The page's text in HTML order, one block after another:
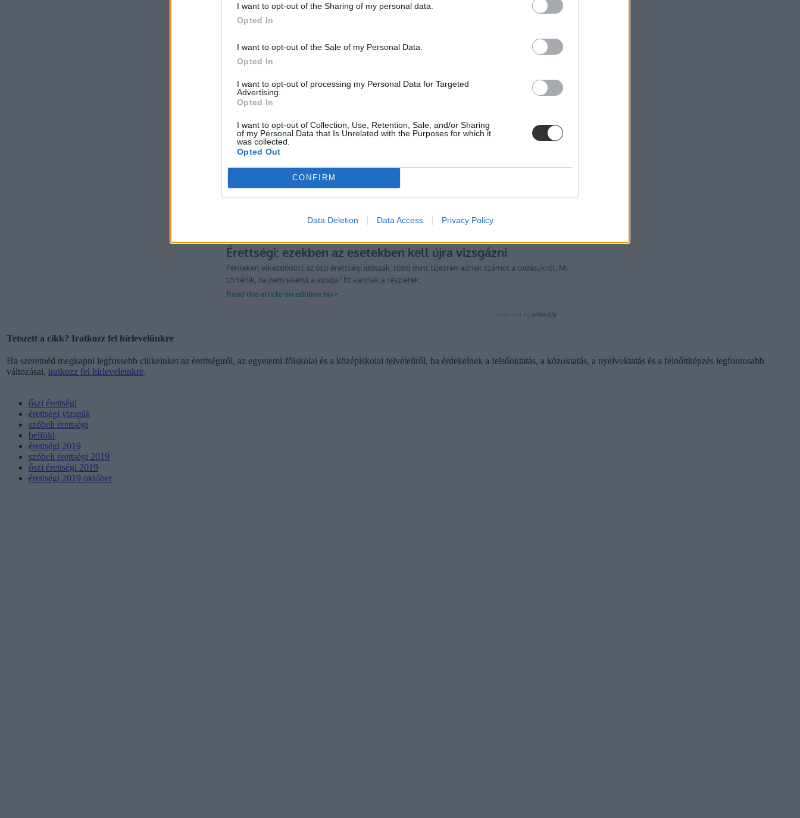
I want to opt-out of the Sharing of my personal data.
Opted In
I want to opt-out of the Sale of my Personal Data.
Opted In
I want to opt-out of processing my Personal Data for Targeted
Advertising.
Opted In
I want to opt-out of Collection, Use, Retention, Sale, and/or Sharing
of my Personal Data that Is Unrelated with the Purposes for which it
was collected.
Opted Out
CONFIRM
Data Deletion Data Access Privacy Policy
Tetszett a cikk? Iratkozz fel hírlevelünkre
Ha szeretnéd megkapni legfrissebb cikkeinket az érettségiről, az egyetemi-főiskolai és a középiskolai felvételiről, ha érdekelnek a felsőoktatás, a közoktatás, a nyelvoktatás és a felnőttképzés legfontosabb
változásai, iratkozz fel hírleveleinkre.
őszi érettségi
érettségi vizsgák
szóbeli érettségi
belföld
érettségi 2019
szóbeli érettségi 2019
őszi érettségi 2019
érettségi 2019 október